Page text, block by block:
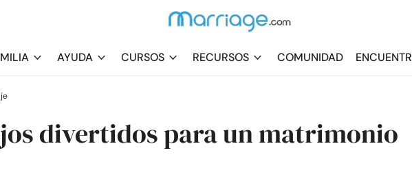
AYUDA CURSOS RECURSOS COMUNIDAD
divertidos para un matrimonio